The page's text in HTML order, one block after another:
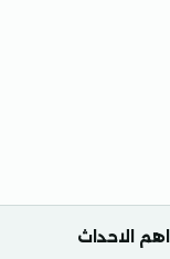
اهم الاحداث